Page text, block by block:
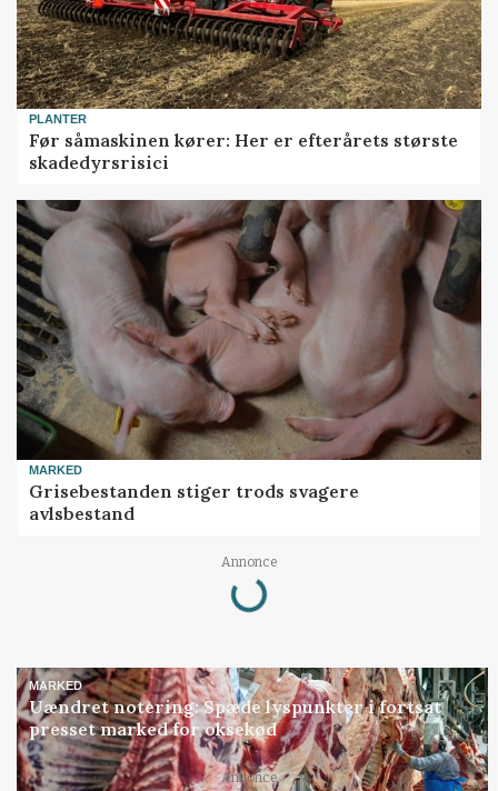
PLANTER
Før såmaskinen kører: Her er efterårets største
skadedyrsrisici
MARKED
Grisebestanden stiger trods svagere
avlsbestand
Annonce
Loading...
MARKED
Uændret notering: Spæde lyspunkter i fortsat
presset marked for oksekød
Annonce